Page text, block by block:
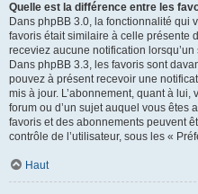
Quelle est la différence entre les
Dans phpBB 3.0, la fonctionnalité qui
favoris était similaire à celle présente
receviez aucune notification
Dans phpBB 3.3, les favoris sont
pouvez à présent recevoir une
mis à jour. L’abonnement, quant à lui,
forum ou d’un sujet auquel vous êtes
favoris et des abonnements peuvent
contrôle de l’utilisateur, sous les «
Haut